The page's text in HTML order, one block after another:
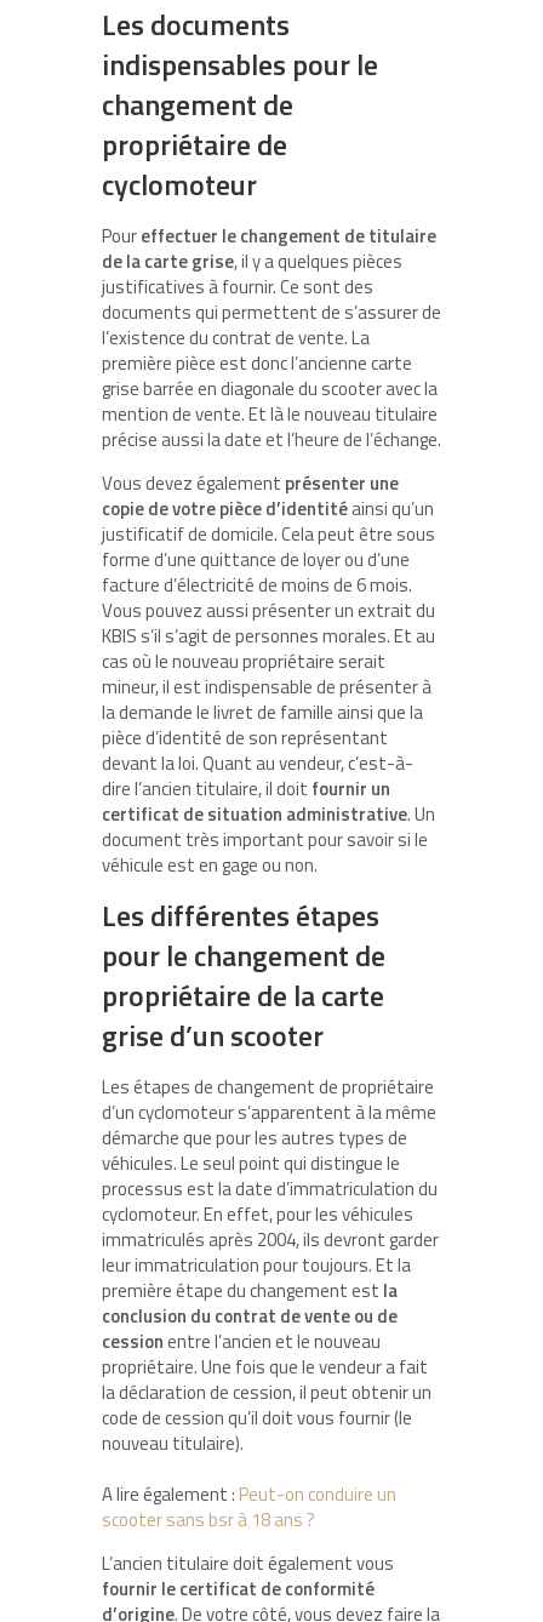
Les documents
indispensables pour le
changement de
propriétaire de
cyclomoteur
Poureffectuer le changement de titulaire
de la carte grise, il y a quelques pièces
justificatives à fournir. Ce sont des
documents qui permettent de s’assurer de
l’existence du contrat de vente. La
première pièce est donc l’ancienne carte
grise barrée en diagonale du scooter avec la
mention de vente. Et là le nouveau titulaire
précise aussi la date et l’heure de l’échange.
Vous devez également présenter une
copie de votre pièce d’identitéainsi qu’un
justificatif de domicile. Cela peut être sous
forme d’une quittance de loyer ou d’une
facture d’électricité de moins de 6 mois.
Vous pouvez aussi présenter un extrait du
KBIS s’il s’agit de personnes morales. Et au
cas où le nouveau propriétaire serait
mineur, il est indispensable de présenter à
la demande le livret de famille ainsi que la
pièce d’identité de son représentant
devant la loi. Quant au vendeur, c’est-à-
dire l’ancien titulaire, il doit fournir un
certificat de situation administrative. Un
document très important pour savoir si le
véhicule est en gage ou non.
Les différentes étapes
pour le changement de
propriétaire de la carte
grise d’un scooter
Les étapes de changement de propriétaire
d’un cyclomoteur s’apparentent à la même
démarche que pour les autres types de
véhicules. Le seul point qui distingue le
processus est la date d’immatriculation du
cyclomoteur. En effet, pour les véhicules
immatriculés après 2004, ils devront garder
leur immatriculation pour toujours. Et la
première étape du changement est la
conclusion du contrat de vente ou de
cessionentre l’ancien et le nouveau
propriétaire. Une fois que le vendeur a fait
la déclaration de cession, il peut obtenir un
code de cession qu’il doit vous fournir (le
nouveau titulaire).
A lire également : Peut-on conduire un
scooter sans bsr à 18 ans ?
L’ancien titulaire doit également vous
fournir le certificat de conformité
d’origine. De votre côté, vous devez faire la